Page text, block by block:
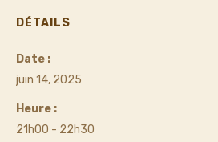
DÉTAILS
Date :
juin 14, 2025
Heure :
21h00 - 22h30